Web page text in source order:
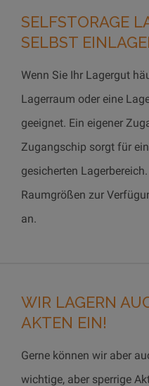
SELFSTORAGE
SELBST
Wenn Sie Ihr Lagergut
Lagerraum oder eine
geeignet. Ein eigener
Zugangschip sorgt für
gesicherten
Raumgrößen zur
an.
WIR LAGERN
AKTEN EIN!
Gerne können wir aber
wichtige, aber sperrige